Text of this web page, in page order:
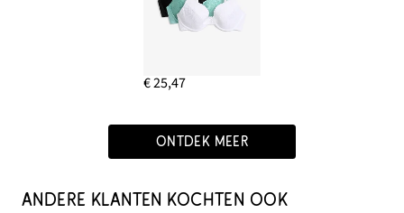
€ 25,47
ONTDEK MEER
ANDERE KLANTEN KOCHTEN OOK